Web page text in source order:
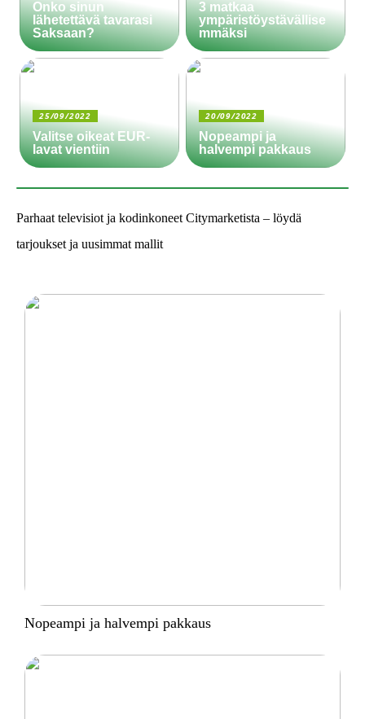
Onko sinun
lähetettävä tavarasi
Saksaan?
3 matkaa
ympäristöystävällise
mmäksi
25/09/2022
Valitse oikeat EUR-
lavat vientiin
20/09/2022
Nopeampi ja
halvempi pakkaus
Parhaat televisiot ja kodinkoneet Citymarketista – löydä
tarjoukset ja uusimmat mallit
Nopeampi ja halvempi pakkaus